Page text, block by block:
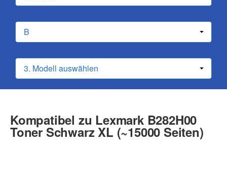
Kompatibel zu Lexmark B282H00
Toner Schwarz XL (~15000 Seiten)